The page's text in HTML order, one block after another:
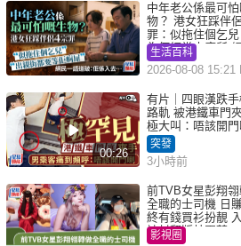
中年老公係最可
物？ 港女狂踩伴
罪：似拖住個乞
為何經常去廁所 網
語道破
生活百科
2026-08-08 15:21
00:26
有片｜四眼漢跌
路軌 被港鐵車門夾
極大叫：唔該開門
突發
3小時前
前TVB女星彭翔
全職的士司機 日賺2千指
終有錢買衫扮靚 入行9年
被封翻版林夏薇
影視圈